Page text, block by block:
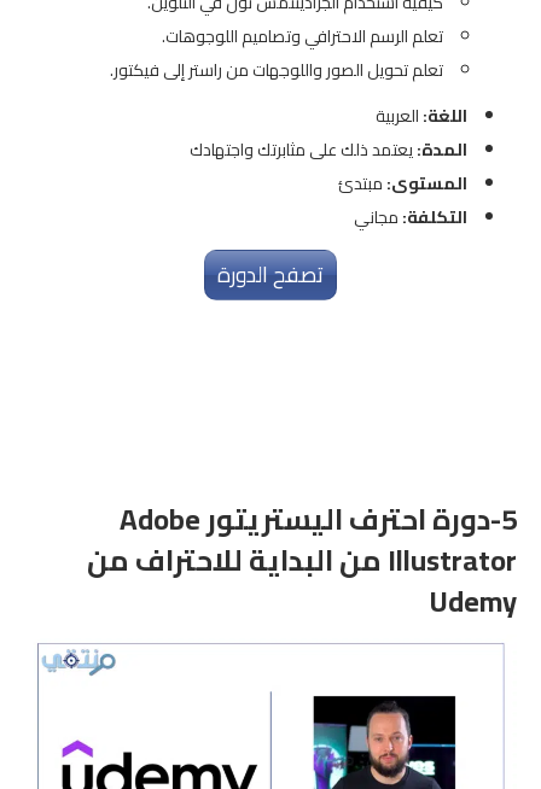
تعلم الرسم الاحترافي وتصاميم اللوجوهات.
تعلم تحويل الصور واللوجهات من راستر إلى فيكتور.
اللغة:العربية
المدة:يعتمد ذلك على مثابرتك واجتهادك
المستوى:مبتدئ
التكلفة:مجاني
تصفح الدورة
5- دورة احترف اليستريتور Adobe
Illustrator من البداية للاحتراف من
Udemy